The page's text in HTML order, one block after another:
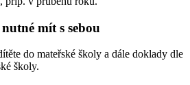
mít s sebou
do mateřské školy a dále doklady dle
školy.